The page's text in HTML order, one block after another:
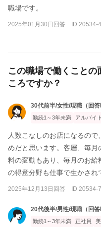
職場です。
2025年01月30日回答 ID 20534-
この職場で働くことの
ころですか？
30代前半/女性/現職（回答
勤続1～3年未満
アルバイ
人数こなしのお店になるの
めだと思います。客層、毎
料の変動もあり、毎月のお
の得意分野も仕事で生かされ
2025年12月13日回答 ID 20534-
20代後半/男性/現職（回答
勤続1～3年未満
正社員